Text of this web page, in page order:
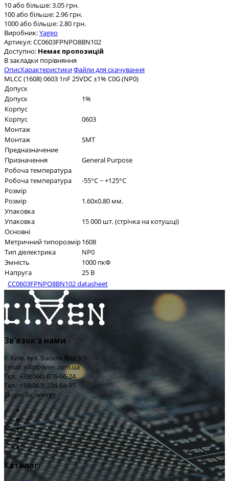
10 або більше: 3.05 грн.
100 або більше: 2.96 грн.
1000 або більше: 2.80 грн.
Виробник:Yageo
Артикул:CC0603FPNPO8BN102
Доступно: Немає пропозицій
В закладки порівняння
ОписХарактеристикиФайли для скачування
MLCC (1608) 0603 1nF 25VDC ±1% C0G (NP0)
Допуск
Допуск
1%
Корпус
Корпус
0603
Монтаж
Монтаж
SMT
Предназначение
Призначення
General Purpose
Робоча температура
Робоча температура
-55°C ~ +125°C
Розмір
Розмір
1.60x0.80 мм.
Упаковка
Упаковка
15 000 шт. (стрічка на котушці)
Основні
Метричний типорозмір1608
Тип діелектрика
NP0
Эмність
1000 пкФ
Напруга
25 В
CC0603FPNPO8BN102 datasheet
Зв'язок з нами
г. Київ, вул. Василя Яна 3/5
Email: info@liven.com.ua
Тел.: +38(066) 676-66-24
Тел.: +38(063) 234-84-95
Skype: liv_energy
Каталог